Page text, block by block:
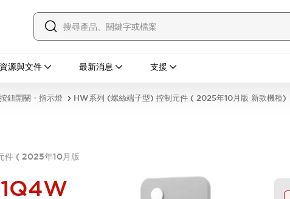
資源與文件 最新消息 支援
鈕開關・指示燈 HW系列 (螺絲端子型) 控制元件 ( 2025年10月版 新款機種)
件 ( 2025年10月版